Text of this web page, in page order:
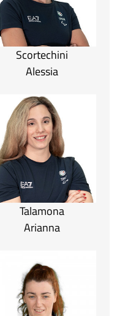
Scortechini
Alessia
Talamona
Arianna